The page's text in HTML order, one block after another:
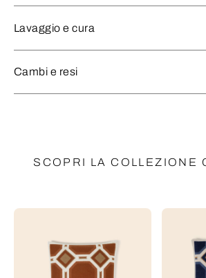
Lavaggio e cura
Cambi e resi
SCOPRI LA COLLEZIONE